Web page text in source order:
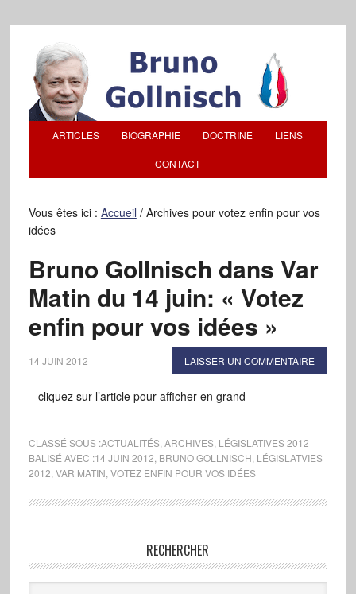
ARTICLES BIOGRAPHIE DOCTRINE LIENS
CONTACT
Vous êtes ici : Accueil /Archives pour votez enfin pour vos
idées
Bruno Gollnisch dans Var
Matin du 14 juin: « Votez
enfin pour vos idées »
14 JUIN 2012 LAISSER UN COMMENTAIRE
– cliquez sur l’article pour afficher en grand –
CLASSÉ SOUS :ACTUALITÉS, ARCHIVES, LÉGISLATIVES 2012
BALISÉ AVEC :14 JUIN 2012 BRUNO GOLLNISCH LÉGISLATVIES
2012 VAR MATIN VOTEZ ENFIN POUR VOS IDÉES
RECHERCHER